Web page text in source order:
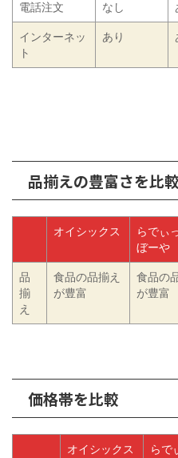
電話注文 なし
インターネッ
ト
あり
品揃えの豊富さを比較
オイシックス
らでぃ
ぼーや
品
揃
え
食品の品揃え
が豊富
食品の
が豊富
価格帯を比較
オイシックス らで